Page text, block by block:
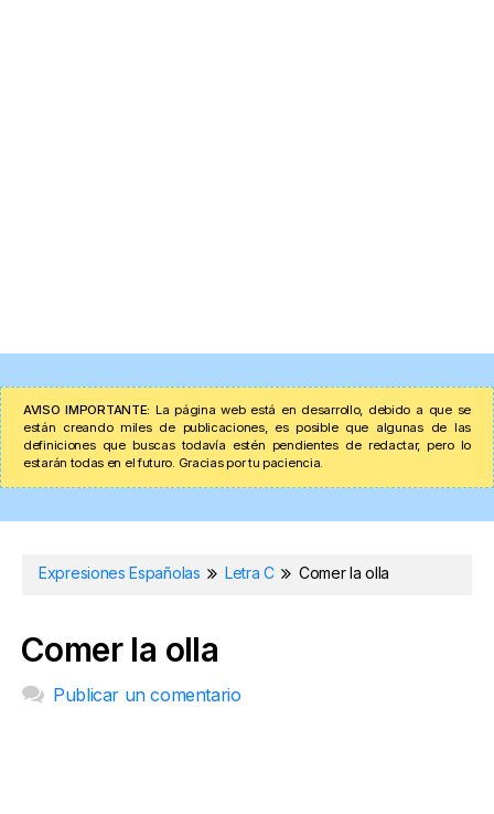
AVISO IMPORTANTE: La página web está en desarrollo, debido a que se
están creando miles de publicaciones, es posible que algunas de las
definiciones que buscas todavía estén pendientes de redactar, pero lo
estarán todas en el futuro. Gracias por tu paciencia.
Expresiones Españolas Letra C Comer la olla
Comer la olla
Publicar un comentario